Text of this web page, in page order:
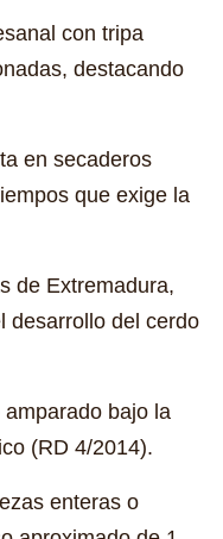
con tripa
destacando
en secaderos
que exige la
de Extremadura,
desarrollo del cerdo
amparado bajo la
(RD 4/2014).
enteras o